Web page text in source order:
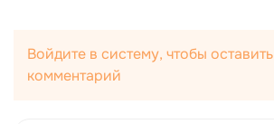
Войдите в систему, чтобы оставить
комментарий